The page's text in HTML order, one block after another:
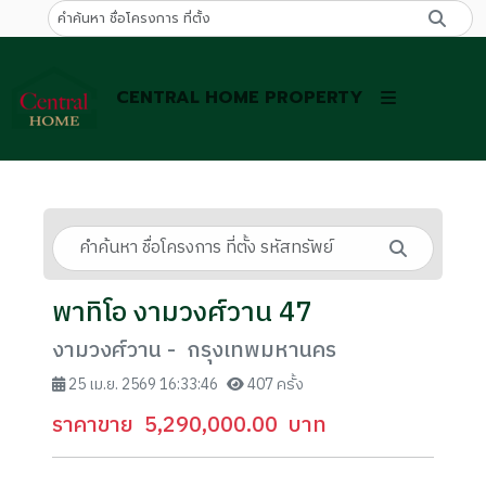
CENTRAL HOME PROPERTY
พาทิโอ งามวงศ์วาน 47
งามวงศ์วาน - กรุงเทพมหานคร
25 เม.ย. 2569 16:33:46 407 ครั้ง
ราคาขาย 5,290,000.00 บาท